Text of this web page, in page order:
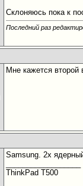
Склоняюсь пока к
Последний раз
Мне кажется
Samsung. 2х
ThinkPad T500